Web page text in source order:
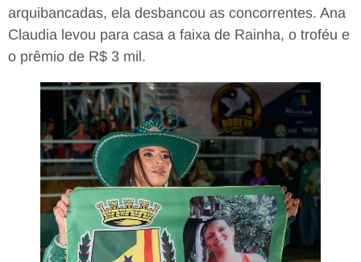
arquibancadas, ela desbancou as concorrentes. Ana
Claudia levou para casa a faixa de Rainha, o troféu e
o prêmio de R$ 3 mil.